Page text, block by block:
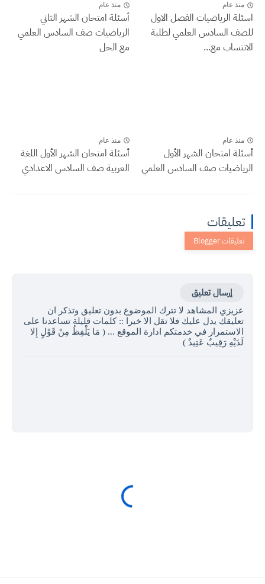
منذ عام
اسئلة الرياضيات الفصل الاول
للصف السادس العلمي لطلبة
الانتساب مع...
منذ عام
أسئلة امتحان الشهر الثاني
الرياضيات صف السادس العلمي
مع الحل
منذ عام
أسئلة امتحان الشهر الأول
الرياضيات صف السادس العلمي
منذ عام
أسئلة امتحان الشهر الأول اللغة
العربية صف السادس الاعدادي
تعليقات
إرسال تعليق
عزيزي المشاهد لا تترك الموضوع بدون تعليق وتذكر ان
تعليقك يدل عليك فلا تقل الا خيرا :: كلمات قليلة تساعدنا على
الاستمرار في خدمتكم ادارة الموقع ... ( مَا يَلْفِظُ مِنْ قَوْلٍ إِلا
لَدَيْهِ رَقِيبٌ عَتِيدٌ )